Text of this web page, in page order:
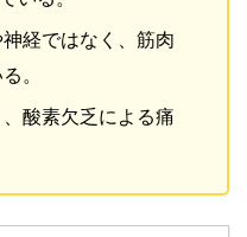
経ではなく、筋肉
。
酸素欠乏による痛